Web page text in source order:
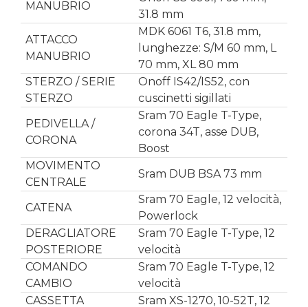
MANUBRIO
31.8 mm
ATTACCO
MANUBRIO
MDK 6061 T6, 31.8 mm,
lunghezze: S/M 60 mm, L
70 mm, XL 80 mm
STERZO / SERIE
STERZO
Onoff IS42/IS52, con
cuscinetti sigillati
PEDIVELLA /
CORONA
Sram 70 Eagle T-Type,
corona 34T, asse DUB,
Boost
MOVIMENTO
CENTRALE
Sram DUB BSA 73 mm
CATENA
Sram 70 Eagle, 12 velocità,
Powerlock
DERAGLIATORE
POSTERIORE
Sram 70 Eagle T-Type, 12
velocità
COMANDO
CAMBIO
Sram 70 Eagle T-Type, 12
velocità
CASSETTA
Sram XS-1270, 10-52T, 12